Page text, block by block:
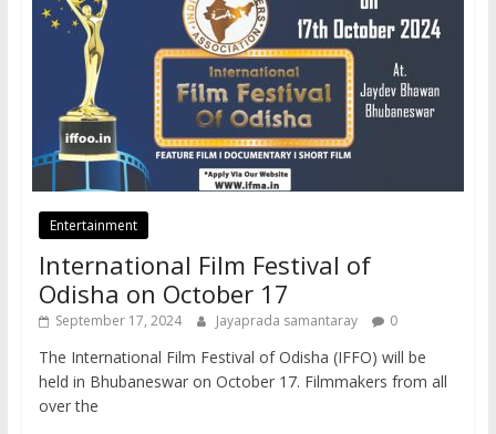
Entertainment
International Film Festival of
Odisha on October 17
September 17, 2024 Jayaprada samantaray 0
The International Film Festival of Odisha (IFFO) will be
held in Bhubaneswar on October 17. Filmmakers from all
over the